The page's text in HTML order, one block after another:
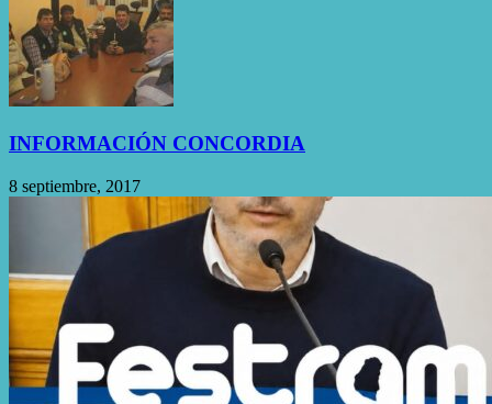
INFORMACIÓN CONCORDIA
8 septiembre, 2017